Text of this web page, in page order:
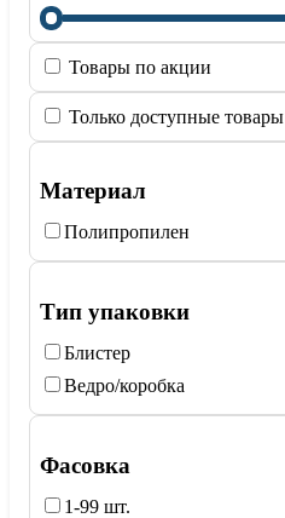
Товары по акции
Только доступные товары
Материал
Полипропилен
Тип упаковки
Блистер
Ведро/коробка
Фасовка
1-99 шт.